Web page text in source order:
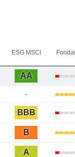
ESG MSCI
AA
-
BBB
B
A